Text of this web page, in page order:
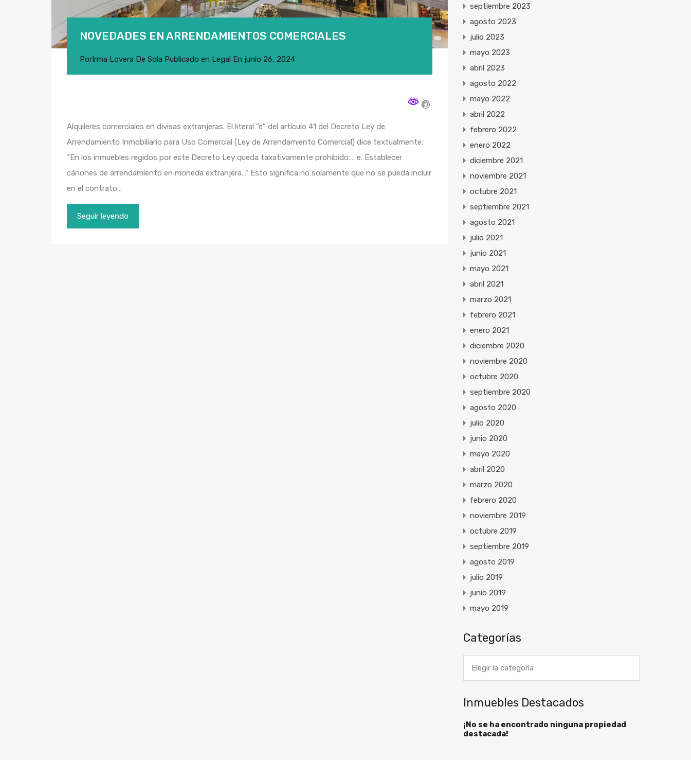
NOVEDADES EN ARRENDAMIENTOS COMERCIALES
PorIrma Lovera De Sola Publicado en Legal En junio 26, 2024
Alquileres comerciales en divisas extranjeras. El literal “e” del artículo 41 del Decreto Ley de
Arrendamiento Inmobiliario para Uso Comercial (Ley de Arrendamiento Comercial) dice textualmente:
“En los inmuebles regidos por este Decreto Ley queda taxativamente prohibido:… e. Establecer
cánones de arrendamiento en moneda extranjera…” Esto significa no solamente que no se pueda incluir
en el contrato…
Seguir leyendo
septiembre 2023
agosto 2023
julio 2023
mayo 2023
abril 2023
agosto 2022
mayo 2022
abril 2022
febrero 2022
enero 2022
diciembre 2021
noviembre 2021
octubre 2021
septiembre 2021
agosto 2021
julio 2021
junio 2021
mayo 2021
abril 2021
marzo 2021
febrero 2021
enero 2021
diciembre 2020
noviembre 2020
octubre 2020
septiembre 2020
agosto 2020
julio 2020
junio 2020
mayo 2020
abril 2020
marzo 2020
febrero 2020
noviembre 2019
octubre 2019
septiembre 2019
agosto 2019
julio 2019
junio 2019
mayo 2019
Categorías
Inmuebles Destacados
¡No se ha encontrado ninguna propiedad
destacada!